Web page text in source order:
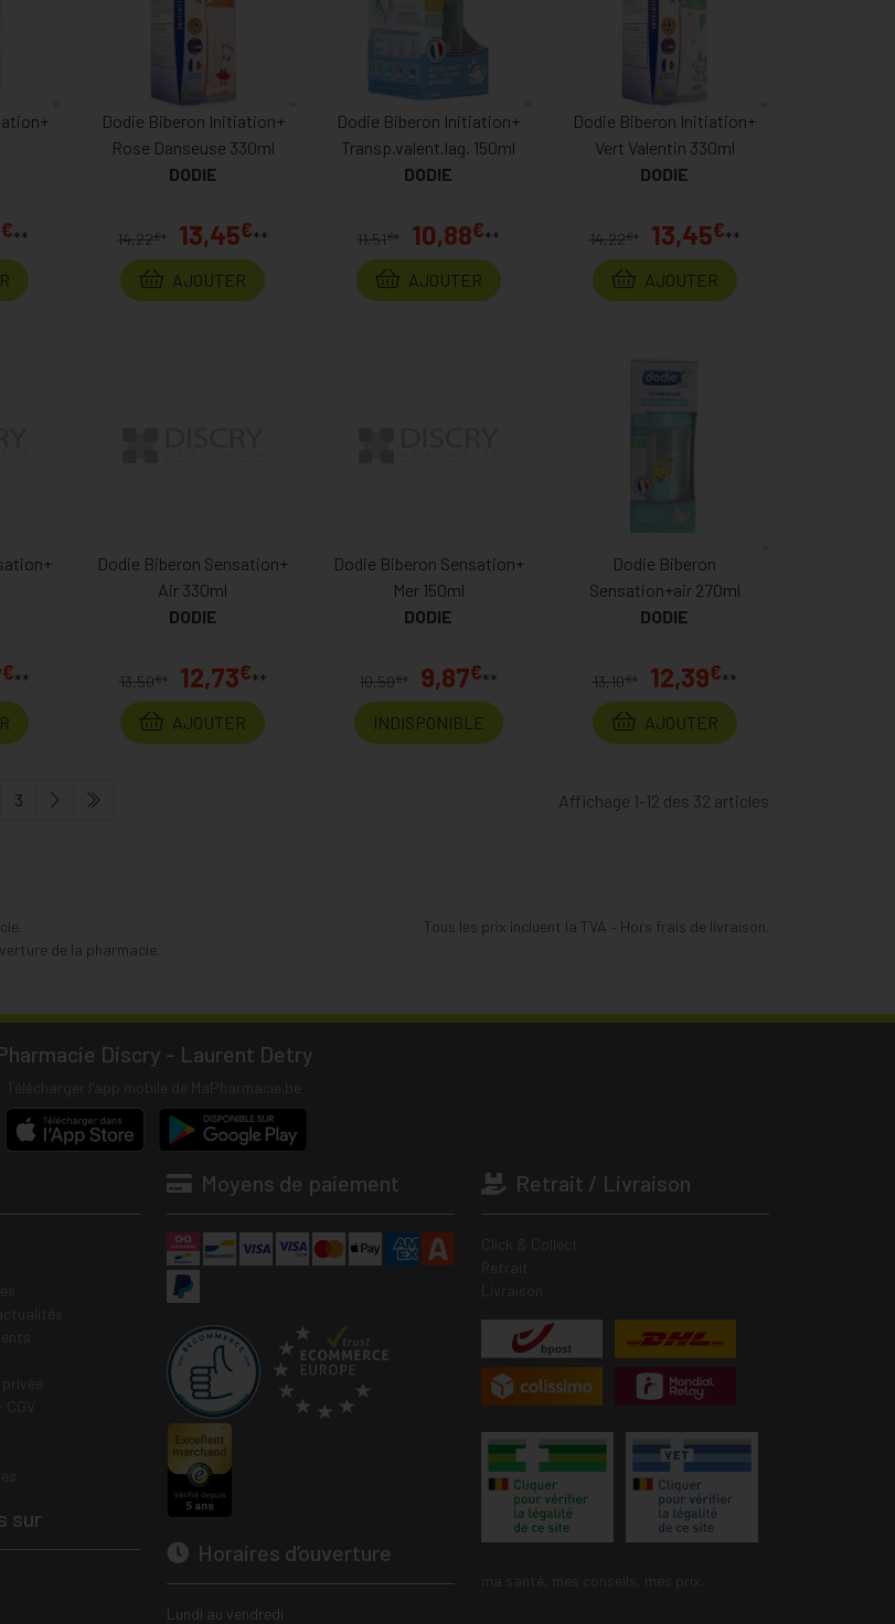
€**
Dodie Biberon Initiation+
Rose Danseuse 330ml
DODIE
14,22€* 13,45€**
AJOUTER
Dodie Biberon Initiation+
Transp.valent.lag. 150ml
DODIE
11,51€* 10,88€**
AJOUTER
Dodie Biberon Initiation+
Vert Valentin 330ml
DODIE
14,22€ * 13,45€**
AJOUTER
€**
Dodie Biberon Sensation+
Air 330ml
DODIE
13,50€ * 12,73€**
AJOUTER
Dodie Biberon Sensation+
Mer 150ml
DODIE
10,50€* 9,87€**
INDISPONIBLE
Dodie Biberon
Sensation+air 270ml
DODIE
13,10€ * 12,39€**
AJOUTER
Affichage 1-12 des 32 articles
3
de la pharmacie.
Tous les prix incluent la TVA – Hors frais de livraison.
Discry - Laurent Detry
sur
Moyens de paiement
Horaires d’ouverture
Lundi au vendredi
Retrait / Livraison